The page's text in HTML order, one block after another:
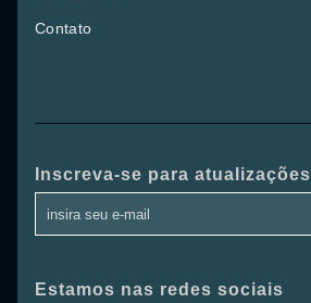
Contato
Inscreva-se para atualizações
Estamos nas redes sociais